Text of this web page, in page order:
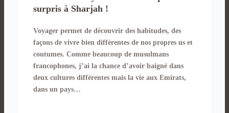
surpris à Sharjah !
Voyager permet de découvrir des habitudes, des
façons de vivre bien différentes de nos propres us et
coutumes. Comme beaucoup de musulmans
francophones, j’ai la chance d’avoir baigné dans
deux cultures différentes mais la vie aux Emirats,
dans un pays…